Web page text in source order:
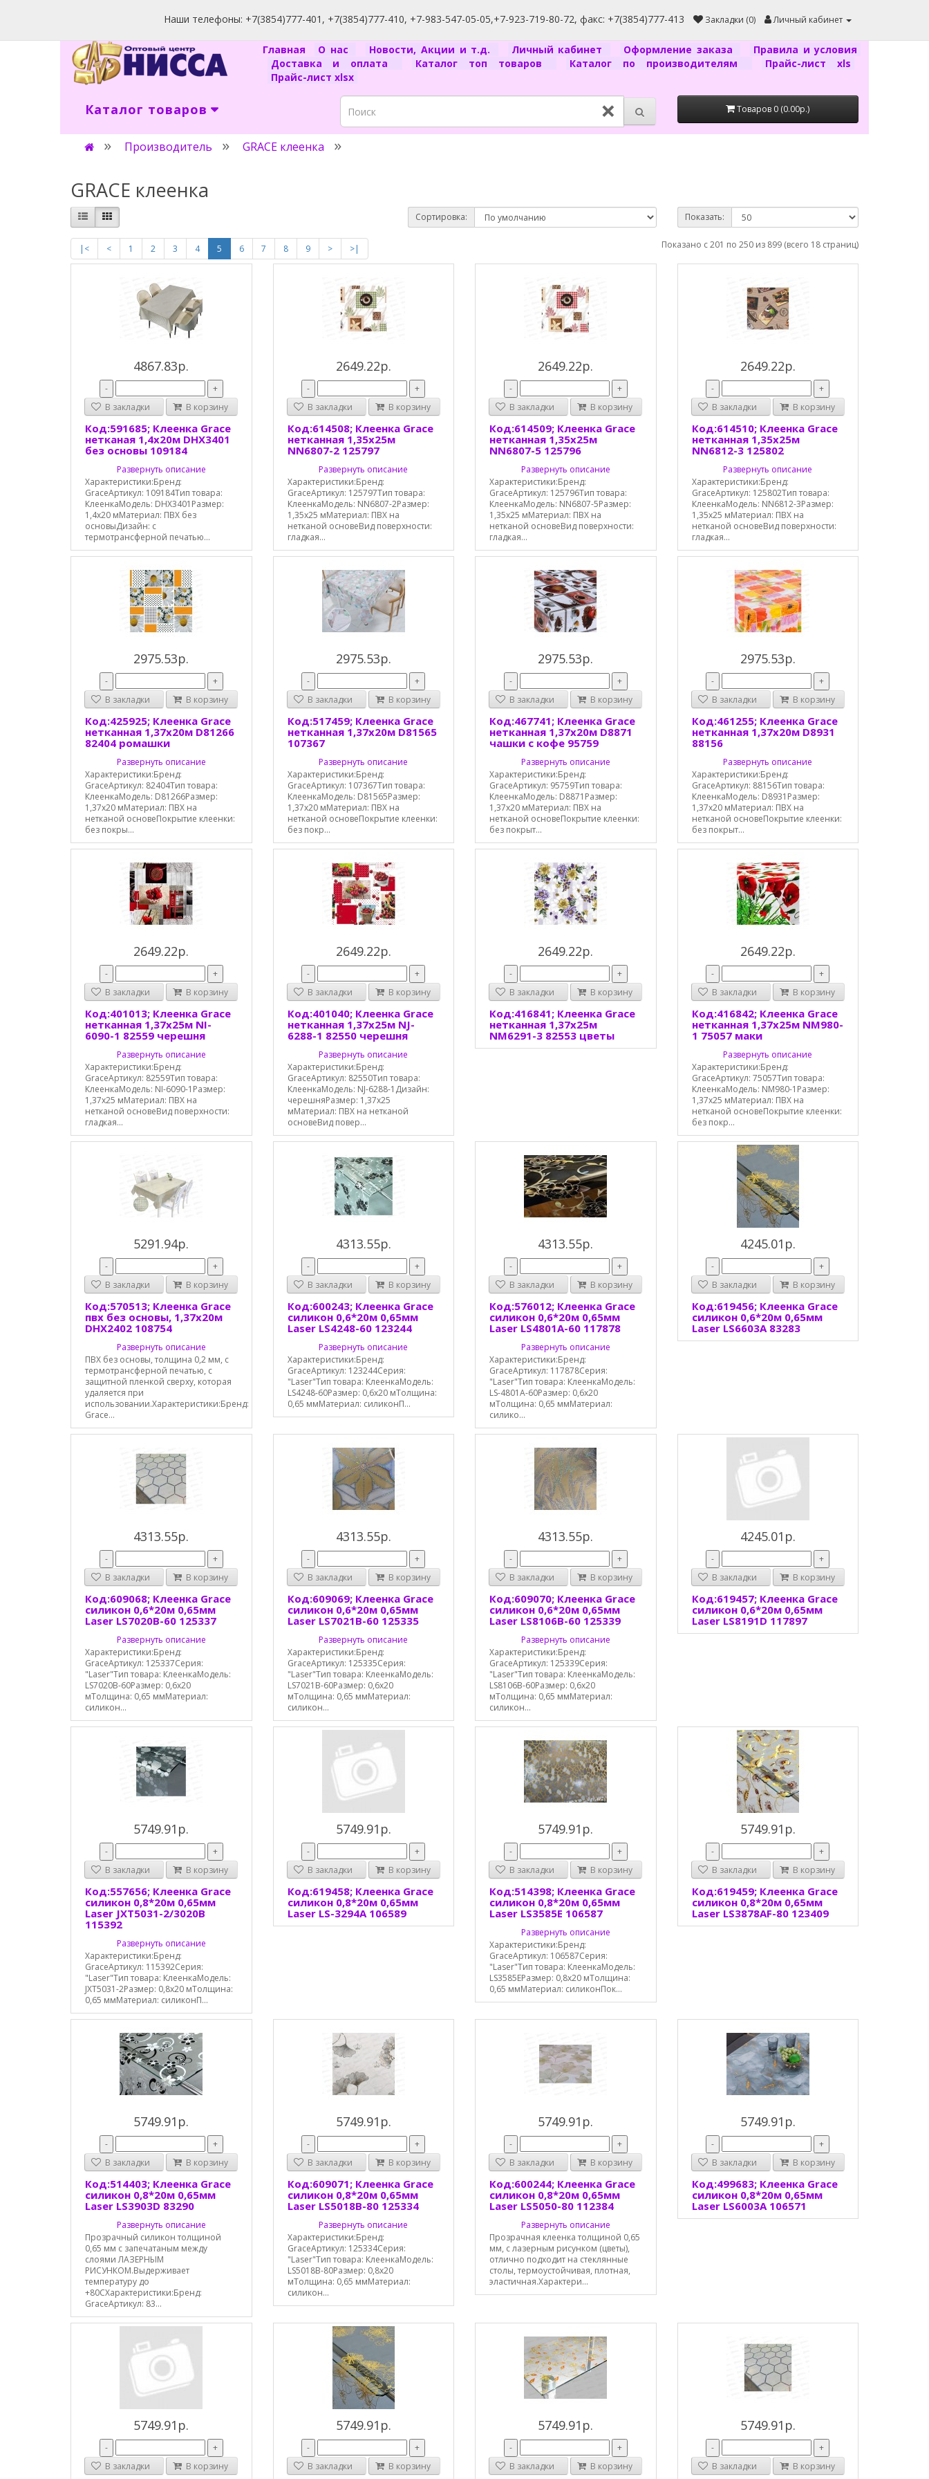
Наши телефоны: +7(3854)777-401, +7(3854)777-410, +7-983-547-05-05,+7-923-719-80-72, факс: +7(3854)777-413 Закладки (0) Личный кабинет
Главная О нас Новости, Акции и т.д. Личный кабинет Оформление заказа
Правила и условия
Доставка и оплата
Каталог топ товаров Каталог по производителям
Прайс-лист xls
Прайс-лист xlsx
Каталог товаров × Товаров 0 (0.00р.)
Производитель GRACE клеенка
GRACE клеенка
Сортировка: Показать:
|< < 1 2 3 4 5 6 7 8 9 > >| Показано с 201 по 250 из 899 (всего 18 страниц)
4867.83р.
-
+
В закладки
В корзину
Код:591685; Клеенка Grace
нетканая 1,4х20м DHX3401
без основы 109184
Развернуть описание
Характеристики:Бренд:
GraceАртикул: 109184Тип товара:
КлеенкаМодель: DHX3401Размер:
1,4х20 мМатериал: ПВХ без
основыДизайн: c
термотрансферной печатью...
2649.22р.
-
+
В закладки
В корзину
Код:614508; Клеенка Grace
нетканная 1,35х25м
NN6807-2 125797
Развернуть описание
Характеристики:Бренд:
GraceАртикул: 125797Тип товара:
КлеенкаМодель: NN6807-2Размер:
1,35х25 мМатериал: ПВХ на
нетканой основеВид поверхности:
гладкая...
2649.22р.
-
+
В закладки
В корзину
Код:614509; Клеенка Grace
нетканная 1,35х25м
NN6807-5 125796
Развернуть описание
Характеристики:Бренд:
GraceАртикул: 125796Тип товара:
КлеенкаМодель: NN6807-5Размер:
1,35х25 мМатериал: ПВХ на
нетканой основеВид поверхности:
гладкая...
2649.22р.
-
+
В закладки
В корзину
Код:614510; Клеенка Grace
нетканная 1,35х25м
NN6812-3 125802
Развернуть описание
Характеристики:Бренд:
GraceАртикул: 125802Тип товара:
КлеенкаМодель: NN6812-3Размер:
1,35х25 мМатериал: ПВХ на
нетканой основеВид поверхности:
гладкая...
2975.53р.
-
+
В закладки
В корзину
Код:425925; Клеенка Grace
нетканная 1,37х20м D81266
82404 ромашки
Развернуть описание
Характеристики:Бренд:
GraceАртикул: 82404Тип товара:
КлеенкаМодель: D81266Размер:
1,37х20 мМатериал: ПВХ на
нетканой основеПокрытие клеенки:
без покры...
2975.53р.
-
+
В закладки
В корзину
Код:517459; Клеенка Grace
нетканная 1,37х20м D81565
107367
Развернуть описание
Характеристики:Бренд:
GraceАртикул: 107367Тип товара:
КлеенкаМодель: D81565Размер:
1,37х20 мМатериал: ПВХ на
нетканой основеПокрытие клеенки:
без покр...
2975.53р.
-
+
В закладки
В корзину
Код:467741; Клеенка Grace
нетканная 1,37х20м D8871
чашки с кофе 95759
Развернуть описание
Характеристики:Бренд:
GraceАртикул: 95759Тип товара:
КлеенкаМодель: D8871Размер:
1,37х20 мМатериал: ПВХ на
нетканой основеПокрытие клеенки:
без покрыт...
2975.53р.
-
+
В закладки
В корзину
Код:461255; Клеенка Grace
нетканная 1,37х20м D8931
88156
Развернуть описание
Характеристики:Бренд:
GraceАртикул: 88156Тип товара:
КлеенкаМодель: D8931Размер:
1,37х20 мМатериал: ПВХ на
нетканой основеПокрытие клеенки:
без покрыт...
2649.22р.
-
+
В закладки
В корзину
Код:401013; Клеенка Grace
нетканная 1,37х25м NI-
6090-1 82559 черешня
Развернуть описание
Характеристики:Бренд:
GraceАртикул: 82559Тип товара:
КлеенкаМодель: NI-6090-1Размер:
1,37х25 мМатериал: ПВХ на
нетканой основеВид поверхности:
гладкая...
2649.22р.
-
+
В закладки
В корзину
Код:401040; Клеенка Grace
нетканная 1,37х25м NJ-
6288-1 82550 черешня
Развернуть описание
Характеристики:Бренд:
GraceАртикул: 82550Тип товара:
КлеенкаМодель: NJ-6288-1Дизайн:
черешняРазмер: 1,37х25
мМатериал: ПВХ на нетканой
основеВид повер...
2649.22р.
-
+
В закладки
В корзину
Код:416841; Клеенка Grace
нетканная 1,37х25м
NM6291-3 82553 цветы
2649.22р.
-
+
В закладки
В корзину
Код:416842; Клеенка Grace
нетканная 1,37х25м NM980-
1 75057 маки
Развернуть описание
Характеристики:Бренд:
GraceАртикул: 75057Тип товара:
КлеенкаМодель: NM980-1Размер:
1,37х25 мМатериал: ПВХ на
нетканой основеПокрытие клеенки:
без покр...
5291.94р.
-
+
В закладки
В корзину
Код:570513; Клеенка Grace
пвх без основы, 1,37х20м
DHX2402 108754
Развернуть описание
ПВХ без основы, толщина 0,2 мм, c
термотрансферной печатью, с
защитной пленкой сверху, которая
удаляется при
использовании.Характеристики:Бренд:
Grace...
4313.55р.
-
+
В закладки
В корзину
Код:600243; Клеенка Grace
силикон 0,6*20м 0,65мм
Laser LS4248-60 123244
Развернуть описание
Характеристики:Бренд:
GraceАртикул: 123244Серия:
"Laser"Тип товара: КлеенкаМодель:
LS4248-60Размер: 0,6х20 мТолщина:
0,65 ммМатериал: силиконП...
4313.55р.
-
+
В закладки
В корзину
Код:576012; Клеенка Grace
силикон 0,6*20м 0,65мм
Laser LS4801A-60 117878
Развернуть описание
Характеристики:Бренд:
GraceАртикул: 117878Серия:
"Laser"Тип товара: КлеенкаМодель:
LS-4801A-60Размер: 0,6х20
мТолщина: 0,65 ммМатериал:
силико...
4245.01р.
-
+
В закладки
В корзину
Код:619456; Клеенка Grace
силикон 0,6*20м 0,65мм
Laser LS6603A 83283
4313.55р.
-
+
В закладки
В корзину
Код:609068; Клеенка Grace
силикон 0,6*20м 0,65мм
Laser LS7020B-60 125337
Развернуть описание
Характеристики:Бренд:
GraceАртикул: 125337Серия:
"Laser"Тип товара: КлеенкаМодель:
LS7020B-60Размер: 0,6х20
мТолщина: 0,65 ммМатериал:
силикон...
4313.55р.
-
+
В закладки
В корзину
Код:609069; Клеенка Grace
силикон 0,6*20м 0,65мм
Laser LS7021B-60 125335
Развернуть описание
Характеристики:Бренд:
GraceАртикул: 125335Серия:
"Laser"Тип товара: КлеенкаМодель:
LS7021B-60Размер: 0,6х20
мТолщина: 0,65 ммМатериал:
силикон...
4313.55р.
-
+
В закладки
В корзину
Код:609070; Клеенка Grace
силикон 0,6*20м 0,65мм
Laser LS8106B-60 125339
Развернуть описание
Характеристики:Бренд:
GraceАртикул: 125339Серия:
"Laser"Тип товара: КлеенкаМодель:
LS8106B-60Размер: 0,6х20
мТолщина: 0,65 ммМатериал:
силикон...
4245.01р.
-
+
В закладки
В корзину
Код:619457; Клеенка Grace
силикон 0,6*20м 0,65мм
Laser LS8191D 117897
5749.91р.
-
+
В закладки
В корзину
Код:557656; Клеенка Grace
силикон 0,8*20м 0,65мм
Laser JXT5031-2/3020B
115392
Развернуть описание
Характеристики:Бренд:
GraceАртикул: 115392Серия:
"Laser"Тип товара: КлеенкаМодель:
JXT5031-2Размер: 0,8х20 мТолщина:
0,65 ммМатериал: силиконП...
5749.91р.
-
+
В закладки
В корзину
Код:619458; Клеенка Grace
силикон 0,8*20м 0,65мм
Laser LS-3294А 106589
5749.91р.
-
+
В закладки
В корзину
Код:514398; Клеенка Grace
силикон 0,8*20м 0,65мм
Laser LS3585Е 106587
Развернуть описание
Характеристики:Бренд:
GraceАртикул: 106587Серия:
"Laser"Тип товара: КлеенкаМодель:
LS3585ЕРазмер: 0,8х20 мТолщина:
0,65 ммМатериал: силиконПок...
5749.91р.
-
+
В закладки
В корзину
Код:619459; Клеенка Grace
силикон 0,8*20м 0,65мм
Laser LS3878AF-80 123409
5749.91р.
-
+
В закладки
В корзину
Код:514403; Клеенка Grace
силикон 0,8*20м 0,65мм
Laser LS3903D 83290
Развернуть описание
Прозрачный силикон толщиной
0,65 мм с запечатаным между
слоями ЛАЗЕРНЫМ
РИСУНКОМ.Выдерживает
температуру до
+80СХарактеристики:Бренд:
GraceАртикул: 83...
5749.91р.
-
+
В закладки
В корзину
Код:609071; Клеенка Grace
силикон 0,8*20м 0,65мм
Laser LS5018B-80 125334
Развернуть описание
Характеристики:Бренд:
GraceАртикул: 125334Серия:
"Laser"Тип товара: КлеенкаМодель:
LS5018B-80Размер: 0,8х20
мТолщина: 0,65 ммМатериал:
силикон...
5749.91р.
-
+
В закладки
В корзину
Код:600244; Клеенка Grace
силикон 0,8*20м 0,65мм
Laser LS5050-80 112384
Развернуть описание
Прозрачная клеенка толщиной 0,65
мм, с лазерным рисунком (цветы),
отлично подходит на стеклянные
столы, термоустойчивая, плотная,
эластичная.Характери...
5749.91р.
-
+
В закладки
В корзину
Код:499683; Клеенка Grace
силикон 0,8*20м 0,65мм
Laser LS6003A 106571
5749.91р.
-
+
В закладки
В корзину
5749.91р.
-
+
В закладки
В корзину
5749.91р.
-
+
В закладки
В корзину
5749.91р.
-
+
В закладки
В корзину